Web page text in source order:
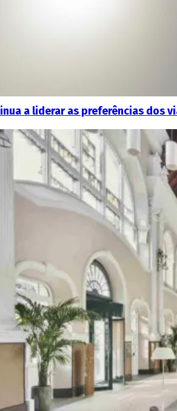
a liderar as preferências dos